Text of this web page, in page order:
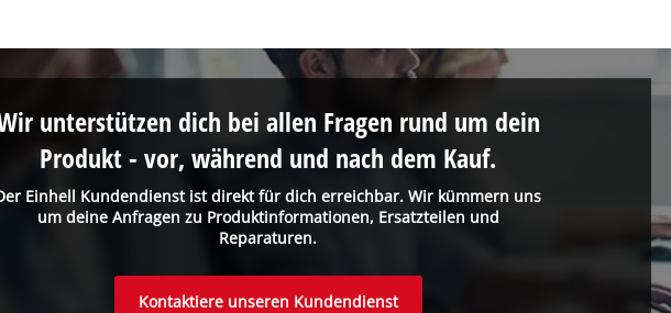
Einhell Kundendienst ist direkt für dich erreichbar. Wir kümmern uns
um deine Anfragen zu Produktinformationen, Ersatzteilen und
Reparaturen.
unterstützen dich bei allen Fragen rund um dein
Produkt - vor, während und nach dem Kauf.
Kontaktiere unseren Kundendienst